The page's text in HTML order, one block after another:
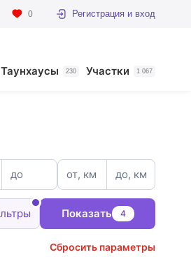
0 Регистрация и вход
Таунхаусы 230 Участки 1 067
до от, км до, км
Показать 4
Сбросить параметры